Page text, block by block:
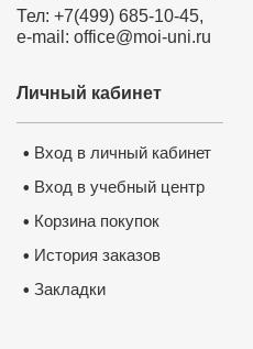
Тел: +7(499) 685-10-45,
e-mail: office@moi-uni.ru
Личный кабинет
• Вход в личный кабинет
• Вход в учебный центр
• Корзина покупок
• История заказов
• Закладки